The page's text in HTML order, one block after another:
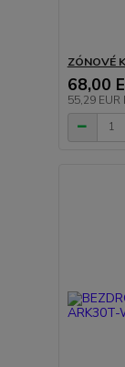
ZÓNOVÉ
68,00
55,29 EUR